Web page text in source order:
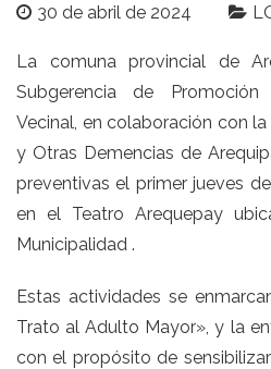
30 de abril de 2024
La comuna provincial de
Subgerencia de
Vecinal, en colaboración con
y Otras Demencias de
preventivas el primer jueves
en el Teatro Arequepay
Municipalidad .
Estas actividades se
Trato al Adulto Mayor», y la
con el propósito de